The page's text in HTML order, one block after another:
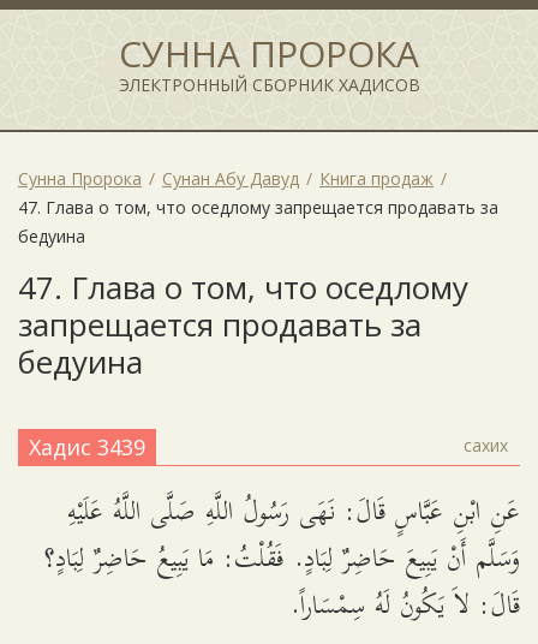
СУННА ПРОРОКА
ЭЛЕКТРОННЫЙ СБОРНИК ХАДИСОВ
Сунна Пророка Сунан Абу Давуд
Книга продаж
47. Глава о том, что оседлому запрещается продавать за
бедуина
47. Глава о том, что оседлому
запрещается продавать за
бедуина
Хадис 3439 сахих
عَنِ ابْنِ عَبَّاسٍ قَالَ: نَهَى رَسُولُ اللَّهِ صَلَّى اللَّهُ عَلَيْهِ
وَسَلَّم أَنْ يَبِيعَ حَاضِرٌ لِبَادٍ. فَقُلْتُ: مَا يَبِيعُ حَاضِرٌ لِبَادٍ؟
قَالَ: لاَ يَكُونُ لَهُ سِمْسَاراً.